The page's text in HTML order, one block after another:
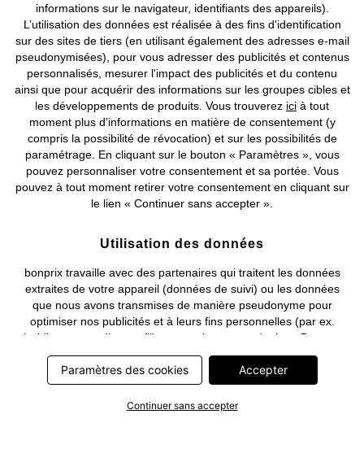
Mentions légales Résilier le contrat
©2026 bonprix.Tous droits réservés.
Deutsch Français
informations sur le navigateur, identifiants des appareils).
L’utilisation des données est réalisée à des fins d'identification
sur des sites de tiers (en utilisant également des adresses e-mail
pseudonymisées), pour vous adresser des publicités et contenus
personnalisés, mesurer l'impact des publicités et du contenu
ainsi que pour acquérir des informations sur les groupes cibles et
les développements de produits. Vous trouverez ici à tout
moment plus d’informations en matière de consentement (y
compris la possibilité de révocation) et sur les possibilités de
paramétrage. En cliquant sur le bouton « Paramètres », vous
pouvez personnaliser votre consentement et sa portée. Vous
pouvez à tout moment retirer votre consentement en cliquant sur
le lien « Continuer sans accepter ».
Utilisation des données
bonprix travaille avec des partenaires qui traitent les données
extraites de votre appareil (données de suivi) ou les données
que nous avons transmises de manière pseudonyme pour
optimiser nos publicités et à leurs fins personnelles (par ex.
établissements d’un profil) ou pour le compte de tiers. Dans ce
cadre, non seulement la collecte des données de suivi ou la
transmission de vos données pseudonymisées mais également
le traitement ultérieur de ces données par ce prestataire
nécessitent un consentement. Les données de suivi seront alors
Paramètres des cookies Accepter
Continuer sans accepter